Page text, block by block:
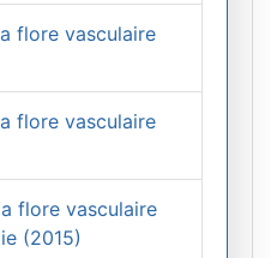
flore vasculaire
flore vasculaire
flore vasculaire
(2015)